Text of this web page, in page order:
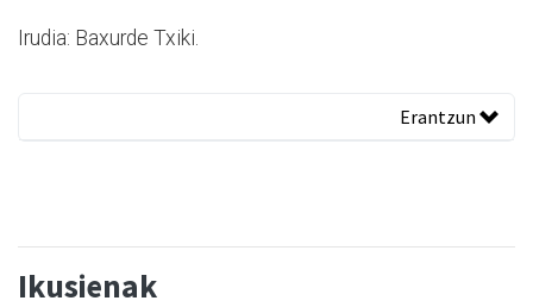
Irudia: Baxurde Txiki.
Erantzun
Ikusienak